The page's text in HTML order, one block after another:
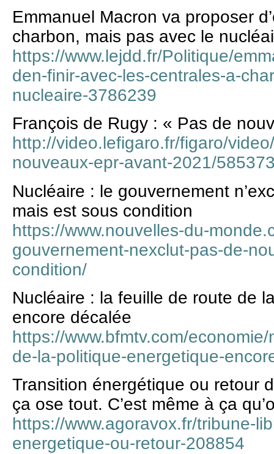
Emmanuel Macron va proposer
charbon, mais pas avec le
https://www.lejdd.fr/Politique/
den-finir-avec-les-centrales-a-
nucleaire-3786239
François de Rugy : « Pas de
http://video.lefigaro.fr/figaro/
nouveaux-epr-avant-2021/
Nucléaire : le gouvernement
mais est sous condition
https://www.nouvelles-du-
gouvernement-nexclut-pas-de-
condition/
Nucléaire : la feuille de route de
encore décalée
https://www.bfmtv.com/
de-la-politique-energetique-
Transition énergétique ou retour
ça ose tout. C’est même à ça
https://www.agoravox.fr/tribune-
energetique-ou-retour-208854